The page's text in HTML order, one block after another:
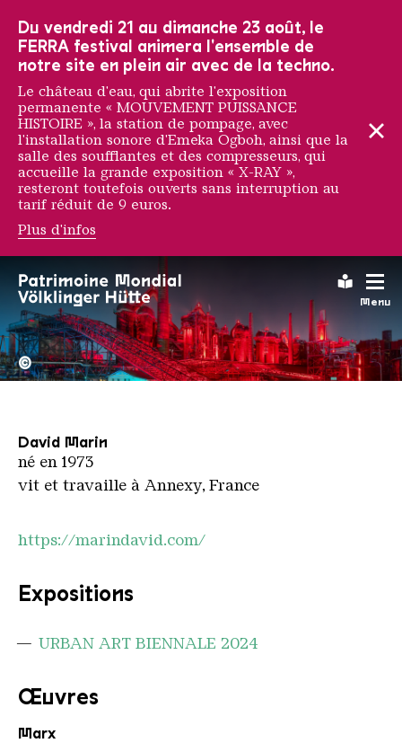
Menu
David Marin
La Völklinger Hütte
Copyright:
©
David Marin
né en 1973
vit et travaille à Annexy, France
https://marindavid.com/
Expositions
URBAN ART BIENNALE 2024
Œuvres
Marx
Du vendredi 21 au dimanche 23 août, le
FERRA festival animera l'ensemble de
notre site en plein air avec de la techno.
Le château d'eau, qui abrite l'exposition
permanente « MOUVEMENT PUISSANCE
HISTOIRE », la station de pompage, avec
l'installation sonore d'Emeka Ogboh, ainsi que la
salle des soufflantes et des compresseurs, qui
accueille la grande exposition « X-RAY »,
resteront toutefois ouverts sans interruption au
tarif réduit de 9 euros.
Plus d'infos